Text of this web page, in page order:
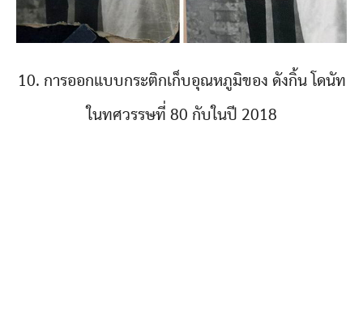
10. การออกแบบกระติกเก็บอุณหภูมิของ ดังกิ้น โดนัท
ในทศวรรษที่ 80 กับในปี 2018